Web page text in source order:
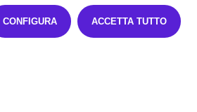
CONFIGURA ACCETTA TUTTO